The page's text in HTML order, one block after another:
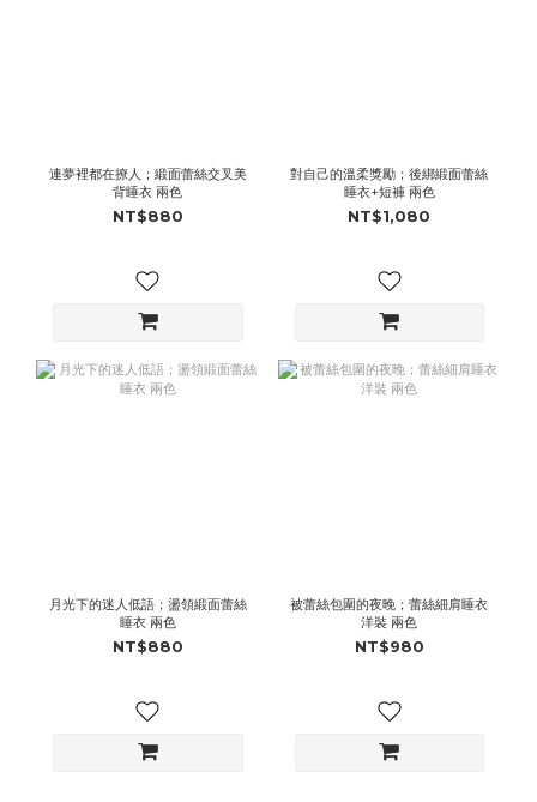
連夢裡都在撩人；緞面蕾絲交叉美
背睡衣 兩色
NT$880
對自己的溫柔獎勵；後綁緞面蕾絲
睡衣+短褲 兩色
NT$1,080
月光下的迷人低語；盪領緞面蕾絲
睡衣 兩色
NT$880
被蕾絲包圍的夜晚；蕾絲細肩睡衣
洋裝 兩色
NT$980